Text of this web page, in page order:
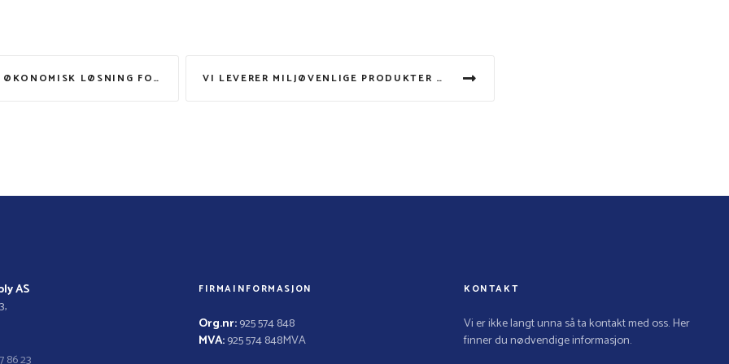
LØSNING FOR VINDUSPYLERVÆSKE VI LEVERER MILJØVENLIGE PRODUKTER FRA SANOL
AS
86 23
FIRMAINFORMASJON
Org.nr:925 574 848
MVA:925 574 848MVA
KONTAKT
Vi er ikke langt unna så ta kontakt med oss. Her
finner du nødvendige informasjon.